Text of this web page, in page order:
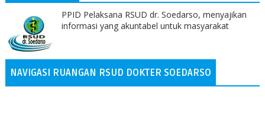
PPID Pelaksana RSUD dr. Soedarso, menyajikan
informasi yang akuntabel untuk masyarakat
NAVIGASI RUANGAN RSUD DOKTER SOEDARSO